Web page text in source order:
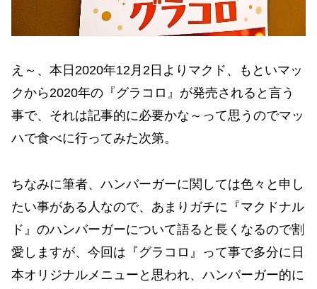
え～、本日2020年12月2日よりマクド、もといマッ
クから2020年の『グラコロ』が発売されると言う
事で、それは記事的に必要かな～って思うのでマッ
ハで食べに行ってみた次第。
ちなみに筆者、ハンバーガーに関しては色々と申し
たい事がある人なので、あまりガチに『マクドナル
ド』のハンバーガーについて語ると長くなるので割
愛しますが、今回は『グラコロ』って事で多分に日
本オリジナルメニューと思われ、ハンバーガー的に